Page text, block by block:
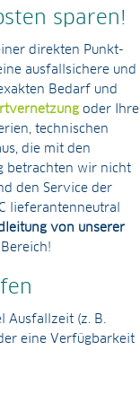
sparen!
direkten Punkt-
ausfallsichere und
Bedarf und
oder Ihre
technischen
die mit den
betrachten wir nicht
den Service der
lieferantenneutral
von unserer
Ausfallzeit (z. B.
eine Verfügbarkeit